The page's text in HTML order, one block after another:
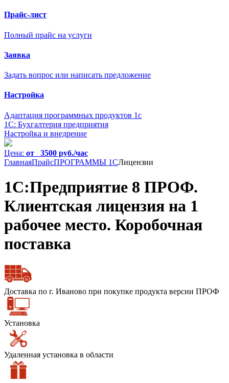
Прайс-лист
Полный прайс на услуги
Заявка
Задать вопрос или написать предложение
Настройка
Адаптация программных продуктов 1с
1С: Бухгалтерия предприятия
Настройка и внедрение
Цена: от 3500 руб./час
ГлавнаяПрайсПРОГРАММЫ 1СЛицензии
1С:Предприятие 8 ПРОФ.
Клиентская лицензия на 1
рабочее место. Коробочная
поставка
Доставка по г. Иваново при покупке продукта версии ПРОФ
Установка
Удаленная установка в области